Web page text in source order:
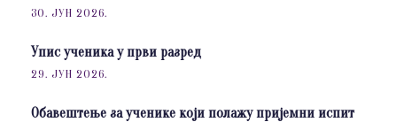
30. ЈУН 2026.
Упис ученика у први разред
29. ЈУН 2026.
Обавештење за ученике који полажу пријемни испит